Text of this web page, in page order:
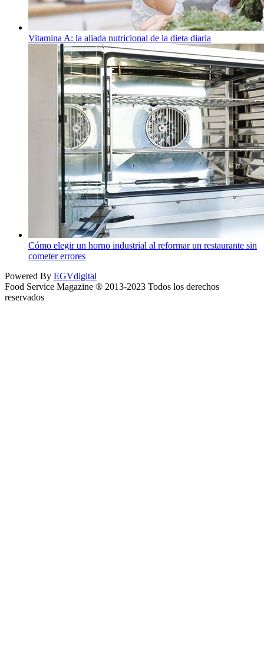
Vitamina A: la aliada nutricional de la dieta diaria
Cómo elegir un horno industrial al reformar un restaurante sin
cometer errores
Powered By EGVdigital
Food Service Magazine ® 2013-2023 Todos los derechos
reservados